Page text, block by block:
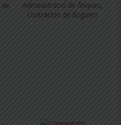
Administració de finques,
contractes de lloguers